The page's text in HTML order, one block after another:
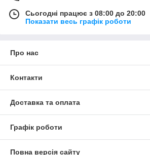
Сьогодні працює з 08:00 до 20:00
Показати весь графік роботи
Про нас
Контакти
Доставка та оплата
Графік роботи
Повна версія сайту